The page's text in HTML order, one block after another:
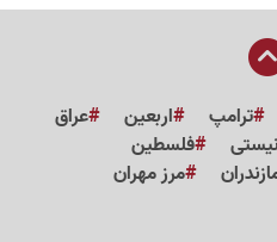
ترامپ اربعین
عراق
فلسطین
مرز مهران